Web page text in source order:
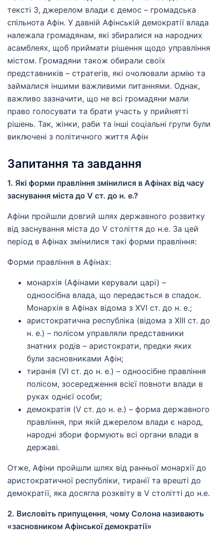
тексті 3, джерелом влади є демос – громадська
спільнота Афін. У давній Афінській демократії влада
належала громадянам, які збиралися на народних
асамблеях, щоб приймати рішення щодо управління
містом. Громадяни також обирали своїх
представників – стратегів, які очолювали армію та
займалися іншими важливими питаннями. Однак,
важливо зазначити, що не всі громадяни мали
право голосувати та брати участь у прийнятті
рішень. Так, жінки, раби та інші соціальні групи були
виключені з політичного життя Афін
Запитання та завдання
1. Які форми правління змінилися в Афінах від часу
заснування міста до V ст. до н. е.?
Афіни пройшли довгий шлях державного розвитку
від заснування міста до V століття до н.е. За цей
період в Афінах змінилися такі форми правління:
Форми правління в Афінах:
монархія (Афінами керували царі) –
одноосібна влада, що передається в спадок.
Монархія в Афінах відома з XVI ст. до н. е.;
аристократична республіка (відома з XIII ст. до
н. е.) – полісом управляли представники
знатних родів – аристократи, предки яких
були засновниками Афін;
тиранія (VI ст. до н. е.) – одноосібне правління
полісом, зосередження всієї повноти влади в
руках однієї особи;
демократія (V ст. до н. е.) – форма державного
правління, при якій джерелом влади є народ,
народні збори формують всі органи влади в
державі.
Отже, Афіни пройшли шлях від ранньої монархії до
аристократичної республіки, тиранії та врешті до
демократії, яка досягла розквіту в V столітті до н.е.
2. Висловіть припущення, чому Солона називають
«засновником Афінської демократії»